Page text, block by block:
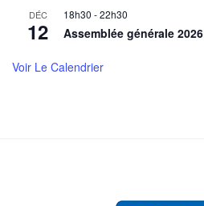
DÉC
12
18h30 -22h30
Assemblée générale 2026
Voir Le Calendrier